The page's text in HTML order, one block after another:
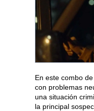
En este combo
con problemas
una situación
la principal